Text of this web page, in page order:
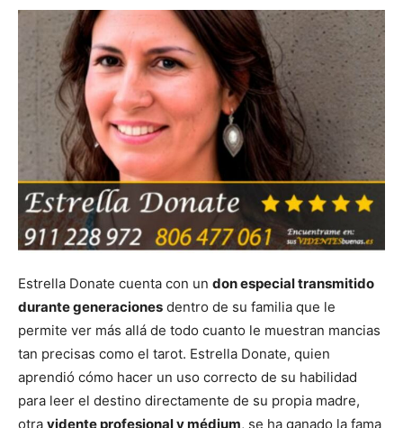
Estrella Donate cuenta con un don especial transmitido
durante generaciones dentro de su familia que le
permite ver más allá de todo cuanto le muestran mancias
tan precisas como el tarot. Estrella Donate, quien
aprendió cómo hacer un uso correcto de su habilidad
para leer el destino directamente de su propia madre,
otra vidente profesional y médium, se ha ganado la fama